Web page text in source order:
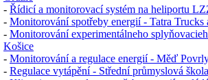
- Řídicí a monitorovací systém na heliportu
- Monitorování spotřeby energií - Tatra Trucks
- Monitorování experimentálneho
Košice
- Monitorování a regulace energií - Měď
- Regulace vytápění - Střední průmyslová